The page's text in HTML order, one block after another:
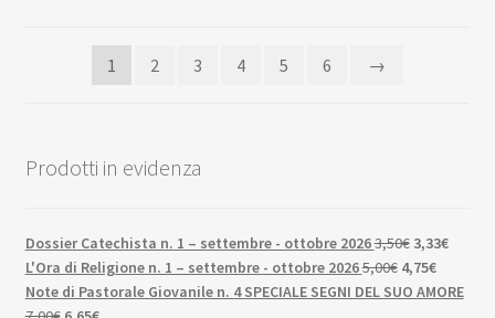
1 2 3 4 5 6 →
Prodotti in evidenza
Dossier Catechista n. 1 – settembre - ottobre 20263,50€ Il
prezzo
originale
3,33€Il
attuale
L'Ora di Religione n. 1 – settembre - ottobre 20265,00€ Il
prezzo
4,75€Il
prezzo
Note di Pastorale Giovanile n. 4 SPECIALE SEGNI DEL SUO AMORE